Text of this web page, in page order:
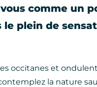
comme un
plein de
occitanes et
la nature